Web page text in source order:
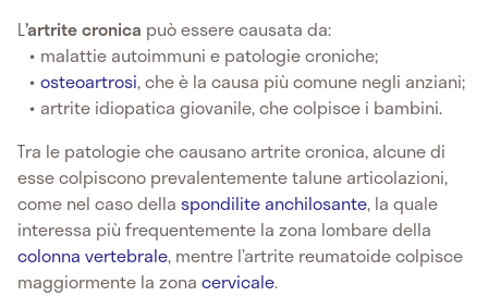
L’artrite cronica può essere causata da:
malattie autoimmuni e patologie croniche;
osteoartrosi, che è la causa più comune negli anziani;
artrite idiopatica giovanile, che colpisce i bambini.
Tra le patologie che causano artrite cronica, alcune di
esse colpiscono prevalentemente talune articolazioni,
come nel caso della spondilite anchilosante, la quale
interessa più frequentemente la zona lombare della
colonna vertebrale, mentre l’artrite reumatoide colpisce
maggiormente la zona cervicale.